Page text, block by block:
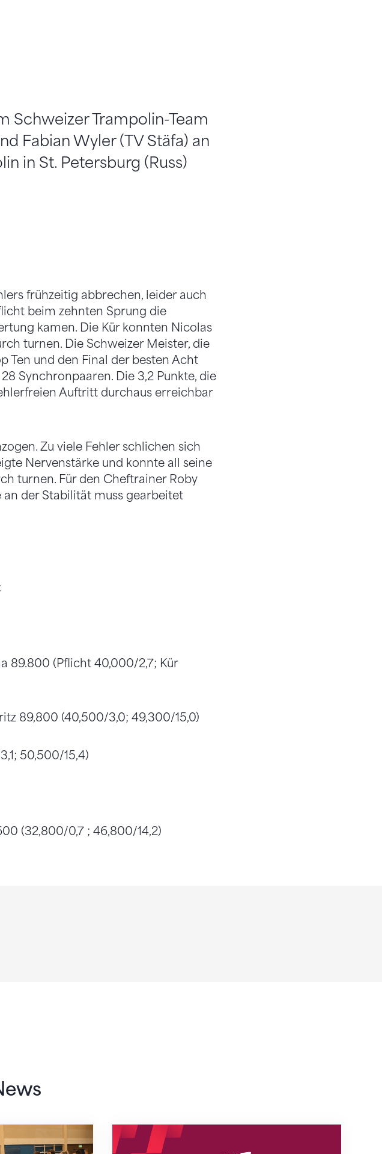
Schweizer Trampolin-Team
Fabian Wyler (TV Stäfa) an
in St. Petersburg (Russ)
frühzeitig abbrechen, leider auch
beim zehnten Sprung die
kamen. Die Kür konnten Nicolas
turnen. Die Schweizer Meister, die
Ten und den Final der besten Acht
Synchronpaaren. Die 3,2 Punkte, die
Auftritt durchaus erreichbar
Zu viele Fehler schlichen sich
Nervenstärke und konnte all seine
turnen. Für den Cheftrainer Roby
an der Stabilität muss gearbeitet
89.800 (Pflicht 40,000/2,7; Kür
89,800 (40,500/3,0; 49,300/15,0)
50,500/15,4)
(32,800/0,7 ; 46,800/14,2)
Neue Empfangszeiten ab 1. August 2026